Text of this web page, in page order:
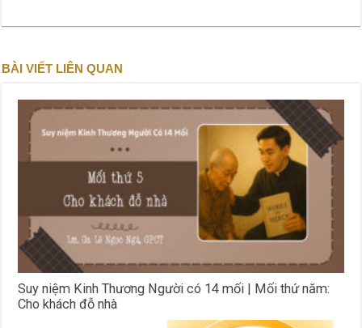
BÀI VIẾT LIÊN QUAN
Suy niệm Kinh Thương Người có 14 mối | Mối thứ năm:
Cho khách đỗ nhà